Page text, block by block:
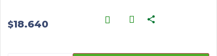
$18.640